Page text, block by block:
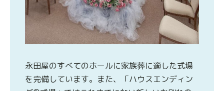
永田屋のすべてのホールに家族葬に適した式場
を完備しています。また、「ハウスエンディン